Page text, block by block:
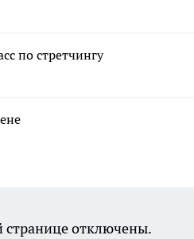
по стретчингу
отключены.